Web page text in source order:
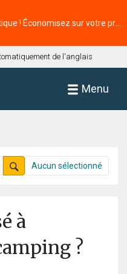
de l'anglais
Menu
Aucun sélectionné
à
?